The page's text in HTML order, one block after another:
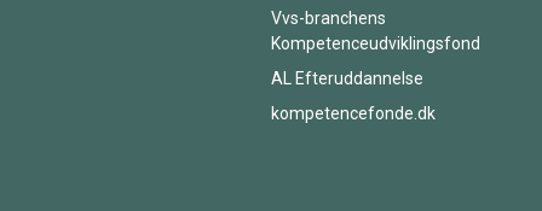
Vvs-branchens
Kompetenceudviklingsfond
AL Efteruddannelse
kompetencefonde.dk